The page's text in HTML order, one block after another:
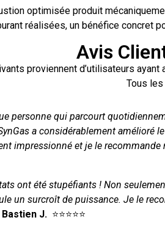
optimisée produit
réalisées, un bénéfice concret
Avis
proviennent d’utilisateurs
Tous
personne qui parcourt
a considérablement amélioré
impressionné et je le
ont été stupéfiants ! Non
un surcroît de puissance. Je le
Bastien J. ⭐⭐⭐⭐⭐